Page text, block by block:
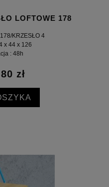
LOFTOWE 178
KRZESŁO 4
x 44 x 126
: 48h
zł